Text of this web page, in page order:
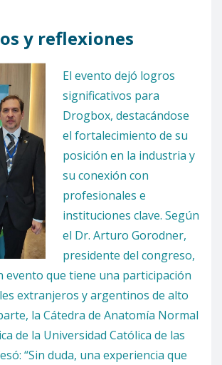
y reflexiones
El evento dejó logros
significativos para
Drogbox, destacándose
el fortalecimiento de su
posición en la industria y
su conexión con
profesionales e
instituciones clave. Según
el Dr. Arturo Gorodner,
presidente del congreso,
evento que tiene una participación
extranjeros y argentinos de alto
la Cátedra de Anatomía Normal
de la Universidad Católica de las
“Sin duda, una experiencia que